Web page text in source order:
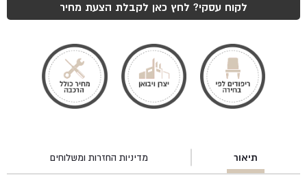
לקוח עסקי? לחץ כאן לקבלת הצעת מחיר
תיאור מדיניות החזרות ומשלוחים